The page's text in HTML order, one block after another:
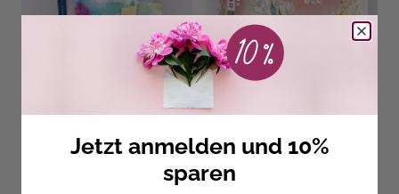
A6 mit Brush Pen
Sarah Grimberger
14,99 €
Jetzt anmelden und 10%
sparen